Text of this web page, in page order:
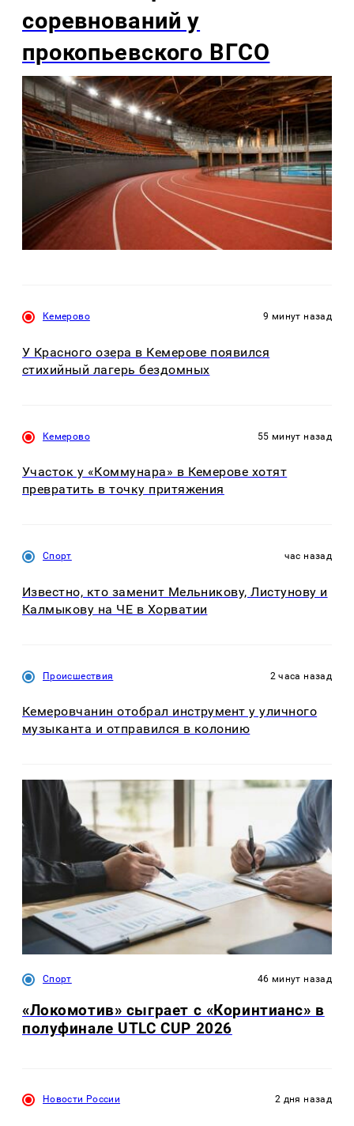
соревнований у
прокопьевского ВГСО
Кемерово 9 минут назад
У Красного озера в Кемерове появился
стихийный лагерь бездомных
Кемерово 55 минут назад
Участок у «Коммунара» в Кемерове хотят
превратить в точку притяжения
Спорт час назад
Известно, кто заменит Мельникову, Листунову и
Калмыкову на ЧЕ в Хорватии
Происшествия 2 часа назад
Кемеровчанин отобрал инструмент у уличного
музыканта и отправился в колонию
Спорт 46 минут назад
«Локомотив» сыграет с «Коринтианс» в
полуфинале UTLC CUP 2026
Новости России 2 дня назад